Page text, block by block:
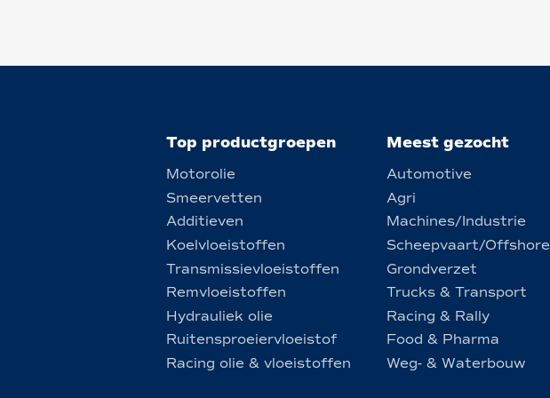
Top productgroepen
Motorolie
Smeervetten
Additieven
Koelvloeistoffen
Transmissievloeistoffen
Remvloeistoffen
Hydrauliek olie
Ruitensproeiervloeistof
Racing olie & vloeistoffen
Meest gezocht
Automotive
Agri
Machines/Industrie
Scheepvaart/Offshore
Grondverzet
Trucks & Transport
Racing & Rally
Food & Pharma
Weg- & Waterbouw